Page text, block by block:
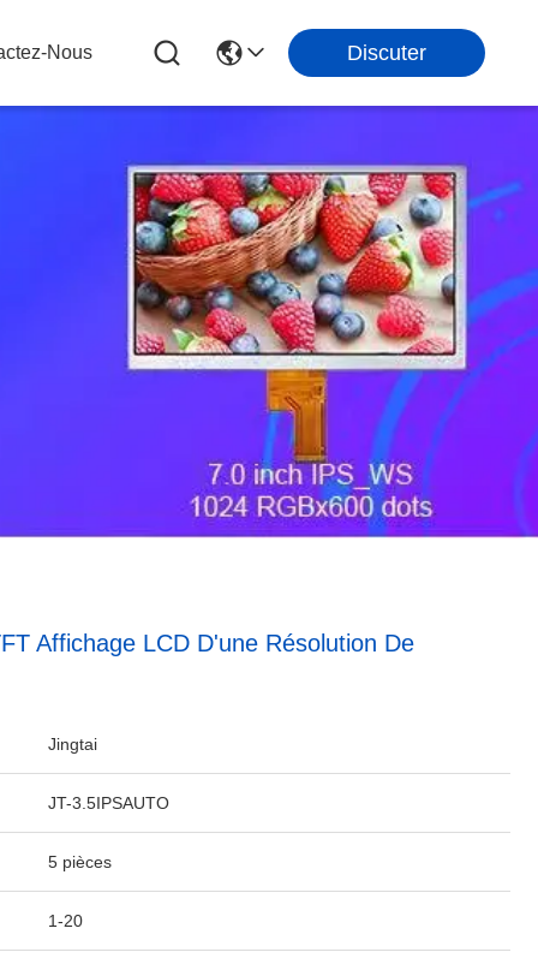
Nous Discuter
Affichage LCD D'une Résolution De
Jingtai
JT-3.5IPSAUTO
5 pièces
1-20